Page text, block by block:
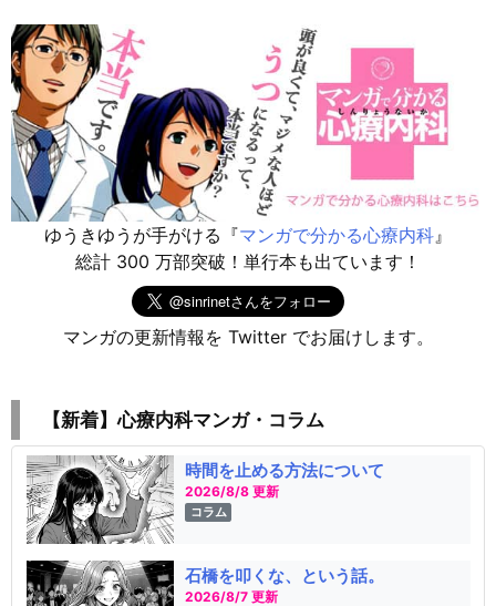
ゆうきゆうが手がける『マンガで分かる心療内科』
総計 300 万部突破！単行本も出ています！
マンガの更新情報を Twitter でお届けします。
【新着】心療内科マンガ・コラム
時間を止める方法について
2026/8/8 更新
コラム
石橋を叩くな、という話。
2026/8/7 更新